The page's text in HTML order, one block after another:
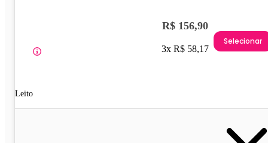
Leito
R$ 156,90
3x R$ 58,17
Selecionar